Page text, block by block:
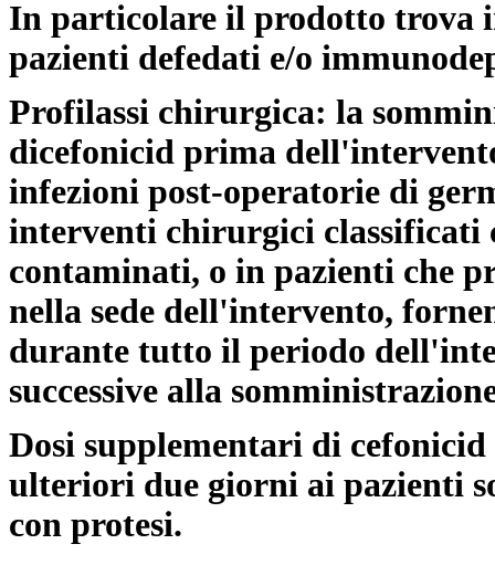
In particolare il prodotto trova
pazienti defedati e/o
Profilassi chirurgica: la
dicefonicid prima
infezioni post-operatorie di
interventi chirurgici classificati
contaminati, o in pazienti che
nella sede dell'intervento,
durante tutto il periodo
successive alla
Dosi supplementari di cefonicid
ulteriori due giorni ai pazienti
con protesi.